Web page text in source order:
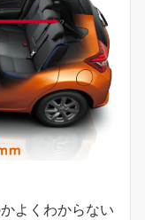
よくわからない